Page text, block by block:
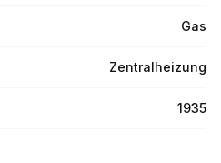
Gas
Zentralheizung
1935